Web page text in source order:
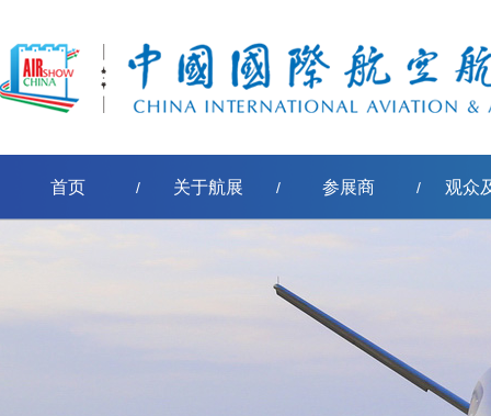
首页 / 关于航展 / 参展商 / 观众
[err:数据源标签'pe-取得节点名称'模板转换